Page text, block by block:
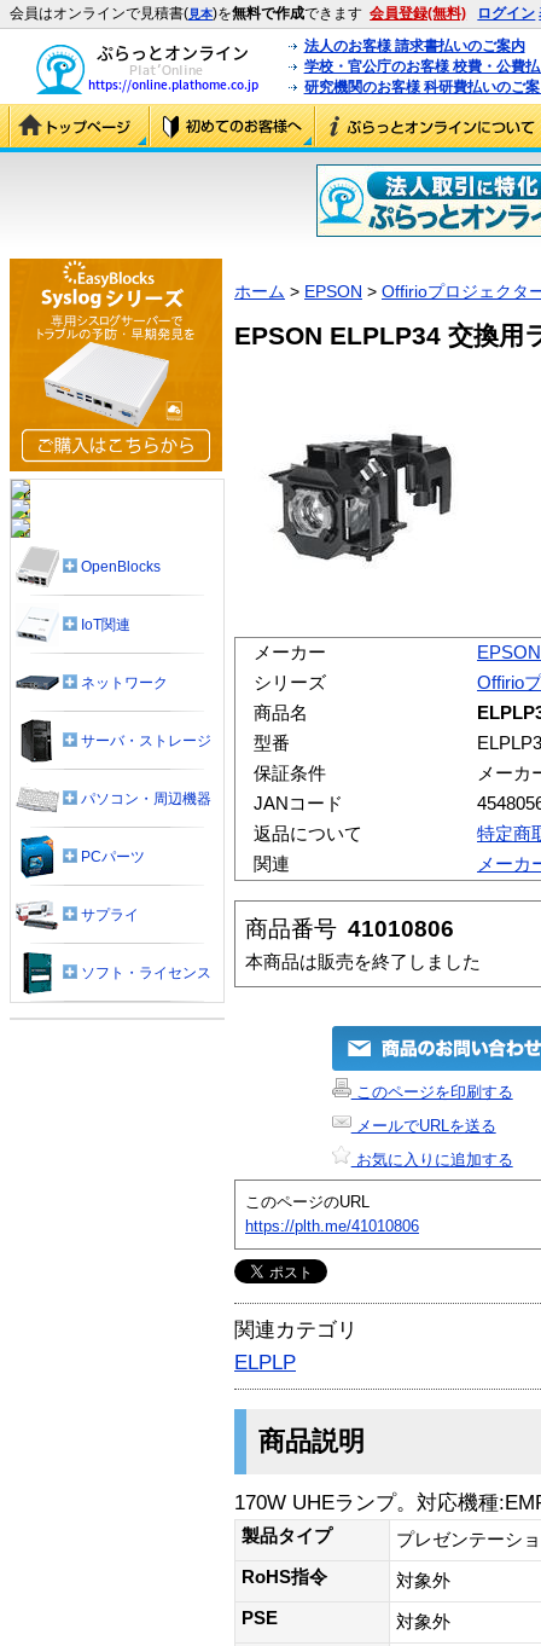
会員はオンラインで見積書(見本)を無料で作成できます 会員登録(無料) ログイン
法人のお客様 請求書払いのご案内
学校・官公庁のお客様 校費・公費
研究機関のお客様 科研費払いのご
ホーム > EPSON > Offirioプロジェクタ
EPSON ELPLP34 交換用
メーカー
EPSON
シリーズ
Offirio
商品名
型番
保証条件
メーカ
JANコード
返品について
特定商
関連
メーカ
商品番号 41010806
本商品は販売を終了しました
このページを印刷する
メールでURLを送る
お気に入りに追加する
このページのURL
https://plth.me/41010806
関連カテゴリ
ELPLP
商品説明
170W UHEランプ。対応機種
製品タイプ
プレゼンテーシ
RoHS指令
対象外
PSE
対象外
OpenBlocks
IoT関連
ネットワーク
サーバ・ストレージ
パソコン・周辺機器
PCパーツ
サプライ
ソフト・ライセンス